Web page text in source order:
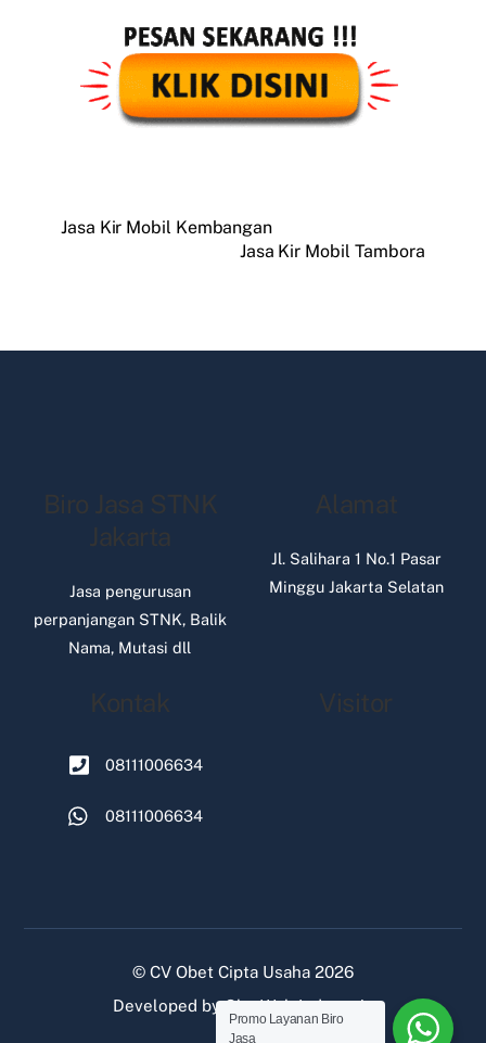
Jasa Kir Mobil Kembangan
Jasa Kir Mobil Tambora
Biro Jasa STNK
Jakarta
Jasa pengurusan
perpanjangan STNK, Balik
Nama, Mutasi dll
Alamat
Jl. Salihara 1 No.1 Pasar
Minggu Jakarta Selatan
Kontak
08111006634
08111006634
Visitor
© CV Obet Cipta Usaha 2026
Developed byOke Web Indonesia
Promo Layanan Biro
Jasa